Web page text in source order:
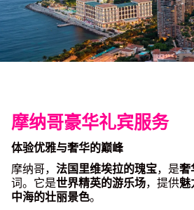
摩纳哥豪华礼宾服务
体验优雅与奢华的巅峰
摩纳哥， 法国里维埃拉的瑰宝，是奢
词。它是世界精英的游乐场，提供魅
中海的壮丽景色。